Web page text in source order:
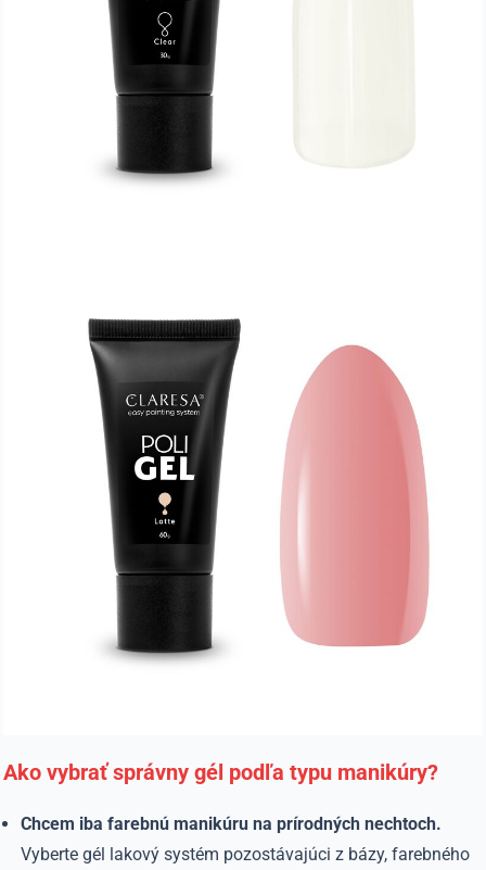
Ako vybrať správny gél podľa typu manikúry?
Chcem iba farebnú manikúru na prírodných nechtoch.
Vyberte gél lakový systém pozostávajúci z bázy, farebného